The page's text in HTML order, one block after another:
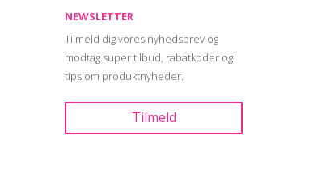
NEWSLETTER
Tilmeld dig vores nyhedsbrev og
modtag super tilbud, rabatkoder og
tips om produktnyheder.